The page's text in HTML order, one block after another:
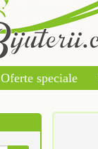
Oferte speciale